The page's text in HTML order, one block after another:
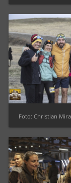
Foto: Christian